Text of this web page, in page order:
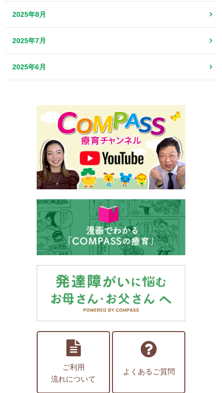
2025年8月
2025年7月
2025年6月
ご利用
流れについて
よくあるご質問